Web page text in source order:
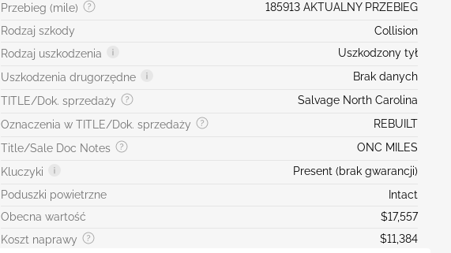
Przebieg (mile)
185913 AKTUALNY PRZEBIEG
Rodzaj szkody
Collision
Rodzaj uszkodzenia
Uszkodzony tył
Uszkodzenia drugorzędne
Brak danych
TITLE/Dok. sprzedaży
Salvage North Carolina
Oznaczenia w TITLE/Dok. sprzedaży
REBUILT
Title/Sale Doc Notes
ONC MILES
Kluczyki
Present (brak gwarancji)
Poduszki powietrzne
Intact
Obecna wartość
$17,557
Koszt naprawy
$11,384